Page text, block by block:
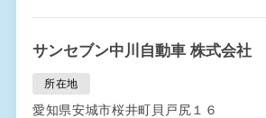
サンセブン中川自動車 株式会社
所在地
愛知県安城市桜井町貝戸尻１６